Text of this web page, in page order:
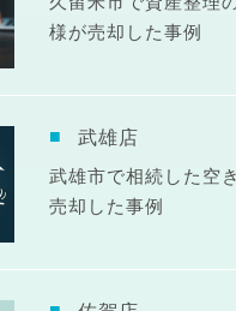
様が売却した事例
武雄店
武雄市で相続した空
売却した事例